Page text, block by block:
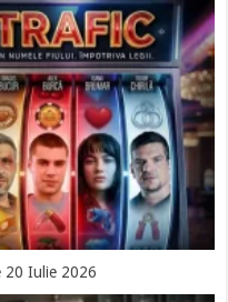
20 Iulie 2026